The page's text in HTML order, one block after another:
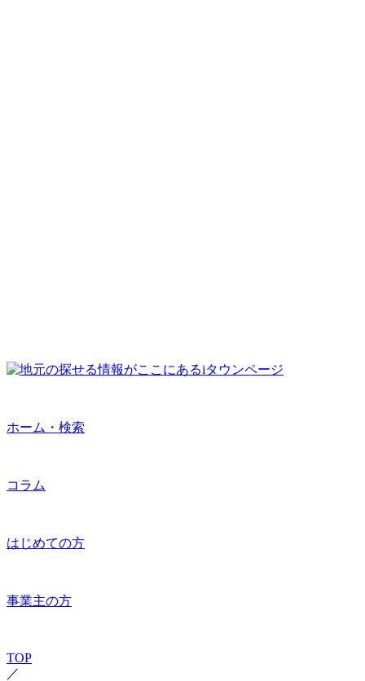
ホーム・検索
コラム
はじめての方
事業主の方
TOP
／